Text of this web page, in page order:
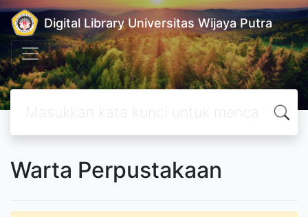
Digital Library Universitas Wijaya Putra
Warta Perpustakaan